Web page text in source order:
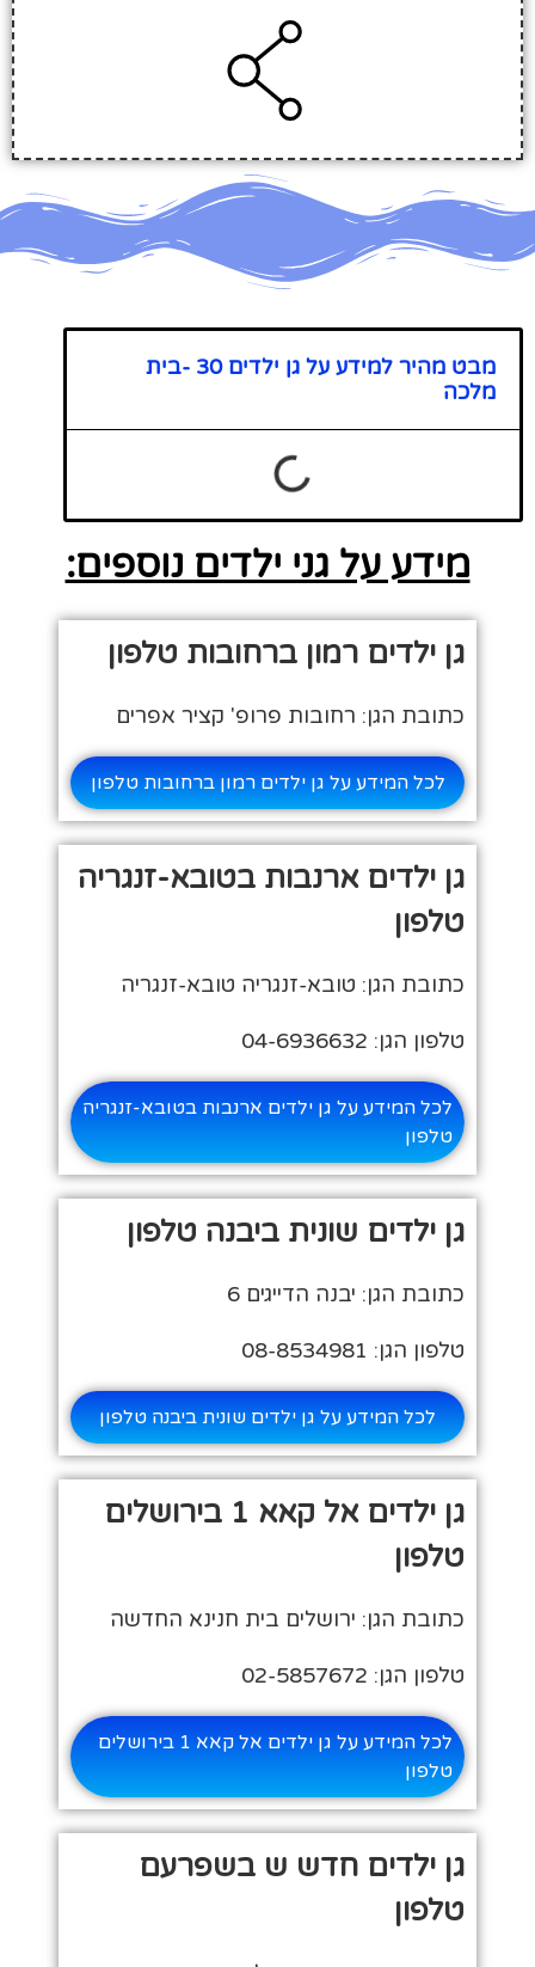
מבט מהיר למידע על גן ילדים 30 -בית
מלכה
מידע על גני ילדים נוספים:
גן ילדים רמון ברחובות טלפון
כתובת הגן: רחובות פרופ' קציר אפרים
לכל המידע על גן ילדים רמון ברחובות טלפון
גן ילדים ארנבות בטובא-זנגריה
טלפון
כתובת הגן: טובא-זנגריה טובא-זנגריה
טלפון הגן: 04-6936632
לכל המידע על גן ילדים ארנבות בטובא-זנגריה
טלפון
גן ילדים שונית ביבנה טלפון
כתובת הגן: יבנה הדייגים 6
טלפון הגן: 08-8534981
לכל המידע על גן ילדים שונית ביבנה טלפון
גן ילדים אל קאא 1 בירושלים
טלפון
כתובת הגן: ירושלים בית חנינא החדשה
טלפון הגן: 02-5857672
לכל המידע על גן ילדים אל קאא 1 בירושלים
טלפון
גן ילדים חדש ש בשפרעם
טלפון